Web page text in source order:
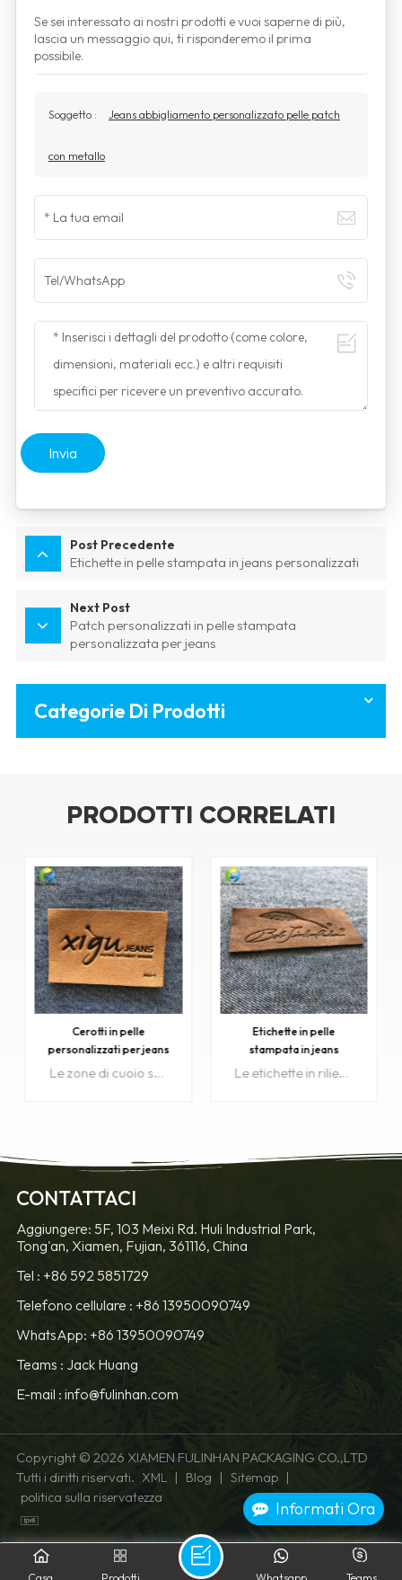
Informati Ora
Se sei interessato ai nostri prodotti e vuoi saperne di più,
lascia un messaggio qui, ti risponderemo il prima
possibile.
Soggetto : Jeans abbigliamento personalizzato pelle patch
con metallo
Invia
Post Precedente
Etichette in pelle stampata in jeans personalizzati
Next Post
Patch personalizzati in pelle stampata
personalizzata per jeans
Categorie Di Prodotti
PRODOTTI CORRELATI
Etichette in pelle
stampata in jeans
personalizzati
Le etichette in rilievo di cuoio personalizzate sono appositamente cucite sul retro della vita dei jeans (è anche utilizzata per borse, borse, scarpe, cappelli ecc.)
SAPERNE DI
Logo custom embossed
logo micro fiamma pelle
patch
Logo personalizzato in rilievo logo micro fibbie in cuoio sono principalmente cucite sul retro della vita dei jeans (è anche usato per borse, borse, scarpe, cappelli ecc)
SAPERNE DI
CONTATTACI
Aggiungere: 5F, 103 Meixi Rd. Huli Industrial Park,
Tong'an, Xiamen, Fujian, 361116, China
Tel : +86 592 5851729
Telefono cellulare : +86 13950090749
WhatsApp: +86 13950090749
Teams : Jack Huang
E-mail : info@fulinhan.com
Copyright © 2026 XIAMEN FULINHAN PACKAGING CO.,LTD
Tutti i diritti riservati. XML | Blog | Sitemap |
politica sulla riservatezza